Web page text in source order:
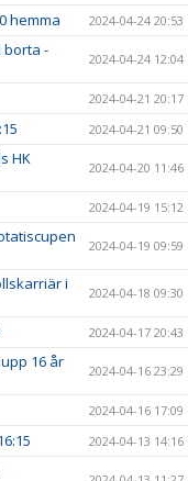
hemma 2024-04-24 20:53
borta -
2024-04-24 12:04
2024-04-21 20:17
2024-04-21 09:50
HK
2024-04-20 11:46
2024-04-19 15:12
2024-04-19 09:59
i
2024-04-18 09:30
2024-04-17 20:43
16 år
2024-04-16 23:29
2024-04-16 17:09
2024-04-13 14:16